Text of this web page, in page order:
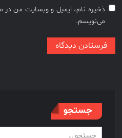
ذخیره نام، ایمیل و وبسایت من در
می‌نویسم.
جستجو